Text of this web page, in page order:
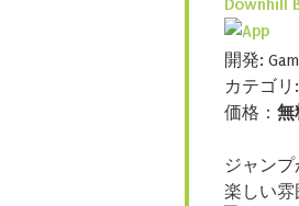
Downhill
開発:
カテゴリ
価格： 無
ジャンプ
楽しい雰